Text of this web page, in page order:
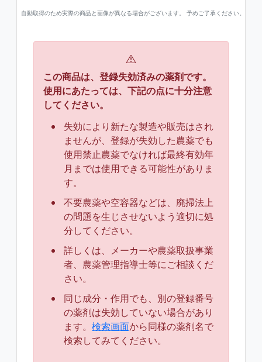
自動取得のため実際の商品と画像が異なる場合がございます。 予めご了承ください。
この商品は、登録失効済みの薬剤です。
使用にあたっては、下記の点に十分注意
してください。
失効により新たな製造や販売はされ
ませんが、登録が失効した農薬でも
使用禁止農薬でなければ最終有効年
月までは使用できる可能性がありま
す。
不要農薬や空容器などは、廃掃法上
の問題を生じさせないよう適切に処
分してください。
詳しくは、メーカーや農薬取扱事業
者、農薬管理指導士等にご相談くだ
さい。
同じ成分・作用でも、別の登録番号
の薬剤は失効していない場合があり
ます。 検索画面から同様の薬剤名で
検索してみてください。